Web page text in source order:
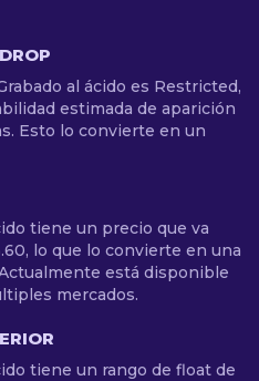
al ácido es Restricted,
estimada de aparición
Esto lo convierte en un
tiene un precio que va
lo que lo convierte en una
está disponible
mercados.
tiene un rango de float de